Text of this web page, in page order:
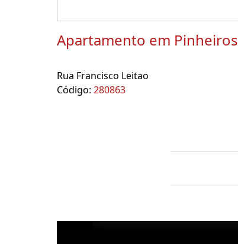
Apartamento em Pinheiros
Rua Francisco Leitao
Código: 280863